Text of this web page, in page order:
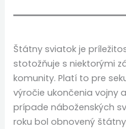
Štátny sviatok je
stotožňuje s niektorými
komunity. Platí to pre
výročie ukončenia vojny
prípade náboženských
roku bol obnovený